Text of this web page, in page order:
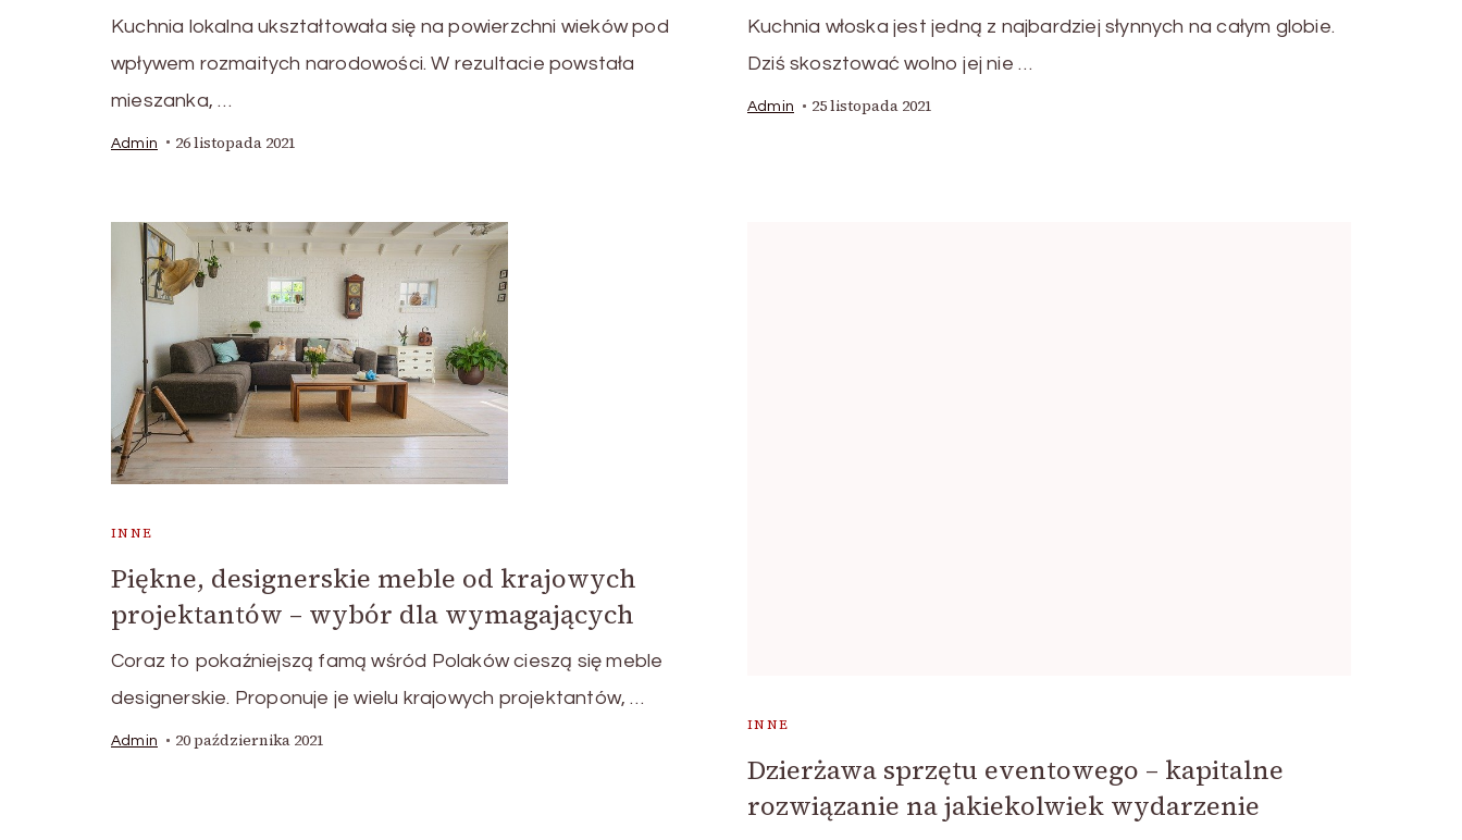
Kuchnia lokalna ukształtowała się na powierzchni wieków pod
wpływem rozmaitych narodowości. W rezultacie powstała
mieszanka, …
Admin 26 listopada 2021
Kuchnia włoska jest jedną z najbardziej słynnych na całym globie.
Dziś skosztować wolno jej nie …
Admin 25 listopada 2021
INNE
Piękne, designerskie meble od krajowych
projektantów – wybór dla wymagających
Coraz to pokaźniejszą famą wśród Polaków cieszą się meble
designerskie. Proponuje je wielu krajowych projektantów, …
Admin 20 października 2021
INNE
Dzierżawa sprzętu eventowego – kapitalne
rozwiązanie na jakiekolwiek wydarzenie